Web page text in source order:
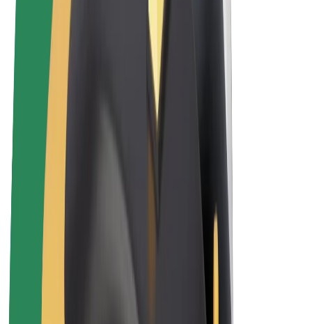
Bolt Food
Bolt Drive
Biznes üçün Bolt
Elektrikli velosipedlər
Bolt Plus
Bolt ilə pul qazanın
Sürücülər
Sürücü qazancı
Şirkət